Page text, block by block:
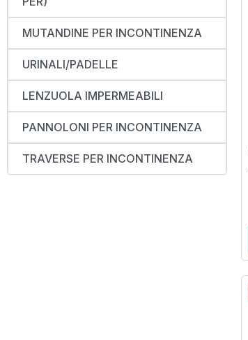
MUTANDINE PER INCONTINENZA
URINALI/PADELLE
LENZUOLA IMPERMEABILI
PANNOLONI PER INCONTINENZA
TRAVERSE PER INCONTINENZA